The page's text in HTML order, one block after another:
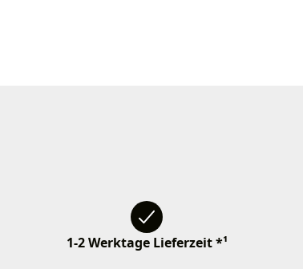
1-2 Werktage Lieferzeit *¹